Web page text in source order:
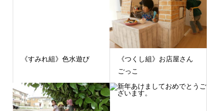
《すみれ組》色水遊び
《つくし組》お店屋さん
ごっこ